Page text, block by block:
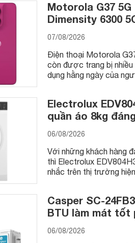
Motorola G37
Dimensity 6300
07/08/2026
Điện thoại Motorola
còn được trang bị nhiều
dụng hằng ngày của
Electrolux
quần áo 8kg
06/08/2026
Với những khách hàng
thì Electrolux
nhắc trên thị trường
Casper SC-
BTU làm mát tốt
06/08/2026